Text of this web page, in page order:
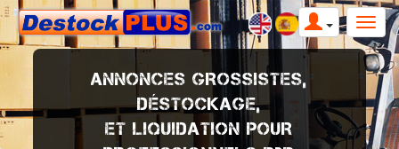
ANNONCES GROSSISTES,
DÉSTOCKAGE,
ET LIQUIDATION POUR